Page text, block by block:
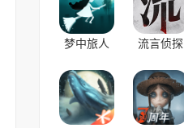
梦中旅人
流言侦探
版